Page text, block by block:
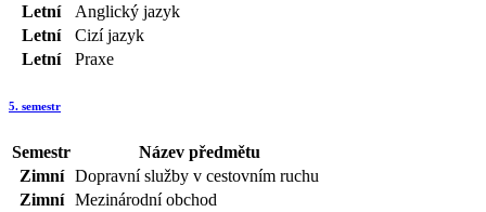
Letní
Anglický jazyk
Letní
Cizí jazyk
Letní
Praxe
5. semestr
Semestr
Název předmětu
Zimní
Dopravní služby v cestovním ruchu
Zimní
Mezinárodní obchod